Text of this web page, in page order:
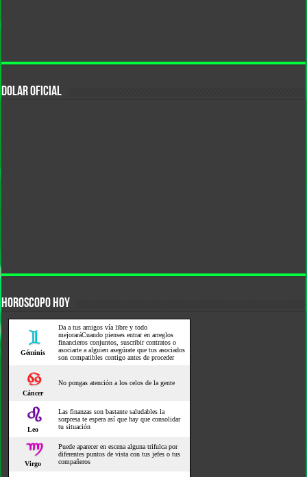
DOLAR OFICIAL
HOROSCOPO HOY